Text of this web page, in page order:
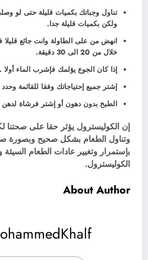
ولكن بكميات قليلة جدا.
انهض من على الطاولة وانت جائع
خلال من 20 الى 30 دقيقة.
إذا كان الجوع يؤلمك فإشرب الماء أولا .
إشتر جميع إحتياجاتك وفقا للقائمة
الطبخ بدون دهون أو إشتر فرشاة لدهن
إن الكوليسترول يؤثر حقا على صحتنا
وتناول الطعام بشكل صحيح وبصورة
بإستمرار وتغيير عادات الطعام
الكوليسترول.
About Author